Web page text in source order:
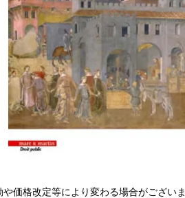
や価格改定等により変わる場合がござい